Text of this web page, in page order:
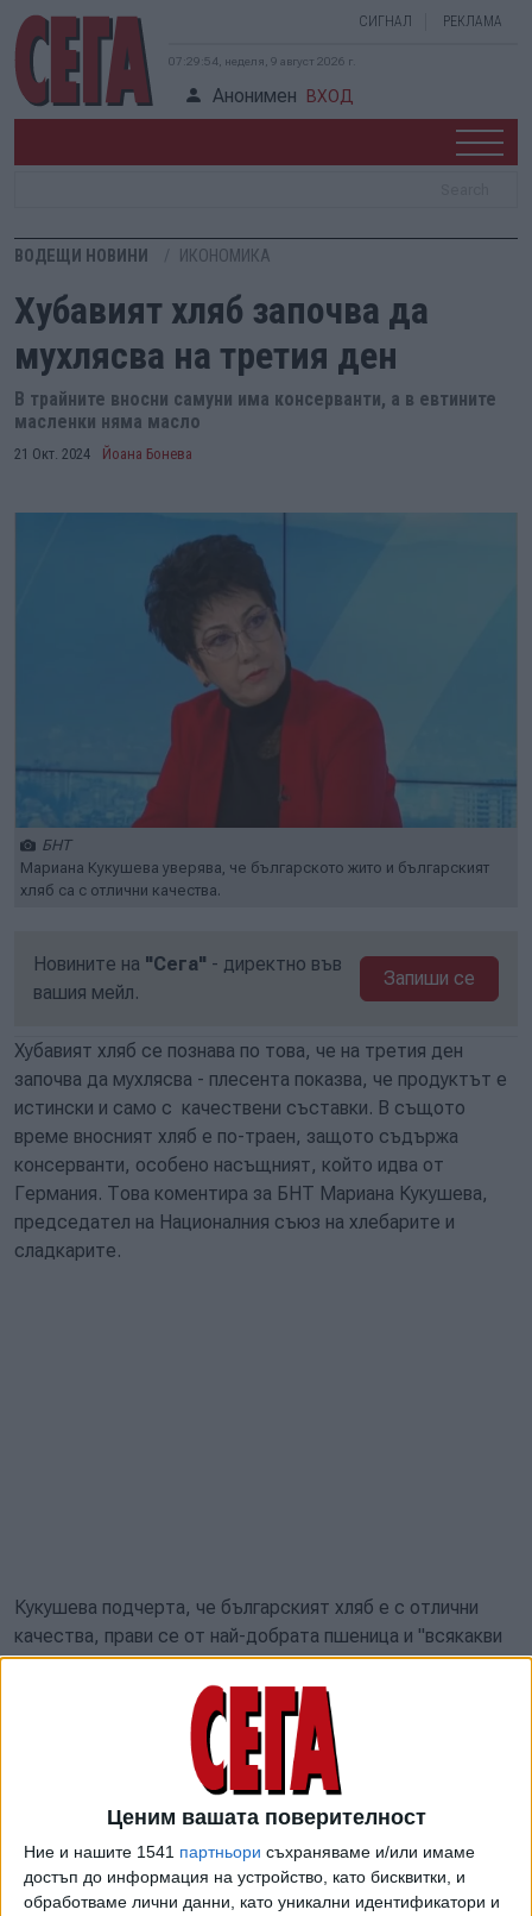
Ценим вашата поверителност
Ние и нашите 1541 партньори съхраняваме и/или имаме
достъп до информация на устройство, като бисквитки, и
обработваме лични данни, като уникални идентификатори и
СИГНАЛ РЕКЛАМА
07:29:55, неделя, 9 август 2026 г.
Анонимен ВХОД
ВОДЕЩИ НОВИНИ ИКОНОМИКА
Хубавият хляб започва да
мухлясва на третия ден
В трайните вносни самуни има консерванти, а в евтините
масленки няма масло
21 Окт. 2024 Йоана Бонева
БНТ
Мариана Кукушева уверява, че българското жито и българският
хляб са с отлични качества.
Новините на "Сега" - директно във
вашия мейл.
Запиши се
Хубавият хляб се познава по това, че на третия ден
започва да мухлясва - плесента показва, че продуктът е
истински и само с качествени съставки. В същото
време вносният хляб е по-траен, защото съдържа
консерванти, особено насъщният, който идва от
Германия. Това коментира за БНТ Мариана Кукушева,
председател на Националния съюз на хлебарите и
сладкарите.
Кукушева подчерта, че българският хляб е с отлични
качества, прави се от най-добрата пшеница и "всякакви
спекулации от некомпетентни хора, че се ползва
фуражно зърно, са просто опит за обругаване". Според
нея добре е за конкуренцията и за потребителите, че в
големите вериги магазини се предлагат прясно изпечени
"Реколтата от зърно е добра като количество. Поради
сухото и слънчево време златното зърно на България е с
изключително високо протеиново съдържание. Има
години, в които качеството на пшеницата пада заради